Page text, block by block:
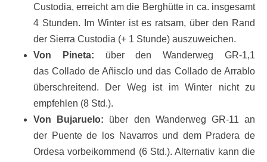
Custodia, erreicht am die Berghütte in ca. insgesamt
4 Stunden. Im Winter ist es ratsam, über den Rand
der Sierra Custodia (+ 1 Stunde) auszuweichen.
Von Pineta: über den Wanderweg GR-1,1
das Collado de Añisclo und das Collado de Arrablo
überschreitend. Der Weg ist im Winter nicht zu
empfehlen (8 Std.).
Von Bujaruelo: über den Wanderweg GR-11 an
der Puente de los Navarros und dem Pradera de
Ordesa vorbeikommend (6 Std.). Alternativ kann die